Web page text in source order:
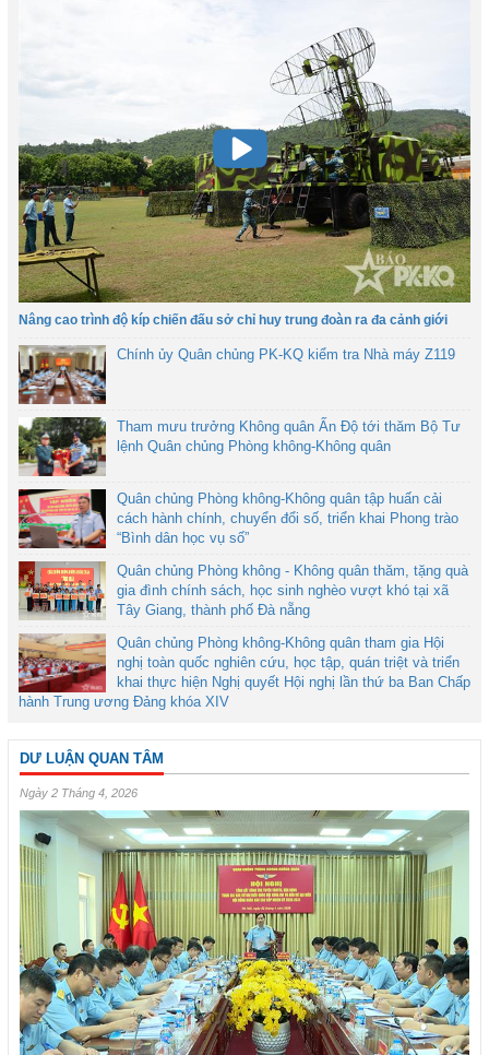
Nâng cao trình độ kíp chiến đấu sở chỉ huy trung đoàn ra đa cảnh giới
Chính ủy Quân chủng PK-KQ kiểm tra Nhà máy Z119
Tham mưu trưởng Không quân Ấn Độ tới thăm Bộ Tư
lệnh Quân chủng Phòng không-Không quân
Quân chủng Phòng không-Không quân tập huấn cải
cách hành chính, chuyển đổi số, triển khai Phong trào
“Bình dân học vụ số”
Quân chủng Phòng không - Không quân thăm, tặng quà
gia đình chính sách, học sinh nghèo vượt khó tại xã
Tây Giang, thành phố Đà nẵng
Quân chủng Phòng không-Không quân tham gia Hội
nghị toàn quốc nghiên cứu, học tập, quán triệt và triển
khai thực hiện Nghị quyết Hội nghị lần thứ ba Ban Chấp
hành Trung ương Đảng khóa XIV
DƯ LUẬN QUAN TÂM
Ngày 2 Tháng 4, 2026